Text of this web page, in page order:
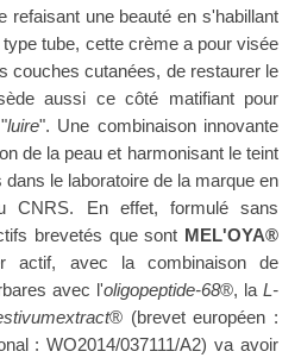
refaisant une beauté en s'habillant
tube, cette crème a pour visée
couches cutanées, de restaurer le
aussi ce côté matifiant pour
luire". Une combinaison innovante
de la peau et harmonisant le teint
le laboratoire de la marque en
CNRS. En effet, formulé sans
brevetés que sont MEL'OYA®
actif, avec la combinaison de
avec l'oligopeptide-68®, laL-
® (brevet européen :
: WO2014/037111/A2)va avoir